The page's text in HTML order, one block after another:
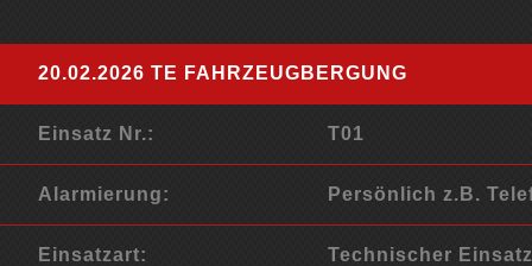
20.02.2026 TE FAHRZEUGBERGUNG
Einsatz Nr.: T01
Alarmierung: Persönlich z.B.
Einsatzart: Technischer Einsatz